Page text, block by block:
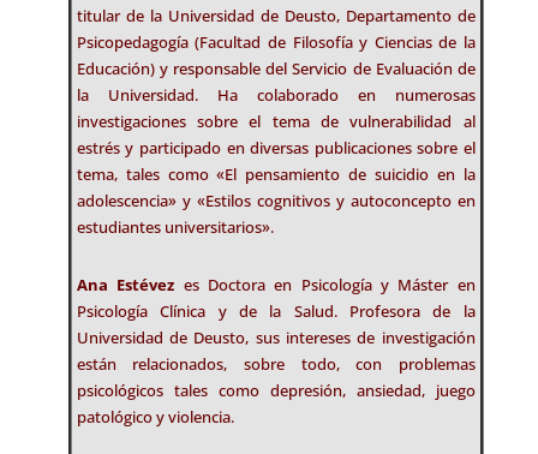
titular de la Universidad de Deusto, Departamento de
Psicopedagogía (Facultad de Filosofía y Ciencias de la
Educación) y responsable del Servicio de Evaluación de
la Universidad. Ha colaborado en numerosas
investigaciones sobre el tema de vulnerabilidad al
estrés y participado en diversas publicaciones sobre el
tema, tales como «El pensamiento de suicidio en la
adolescencia» y «Estilos cognitivos y autoconcepto en
estudiantes universitarios».
Ana Estévez es Doctora en Psicología y Máster en
Psicología Clínica y de la Salud. Profesora de la
Universidad de Deusto, sus intereses de investigación
están relacionados, sobre todo, con problemas
psicológicos tales como depresión, ansiedad, juego
patológico y violencia.